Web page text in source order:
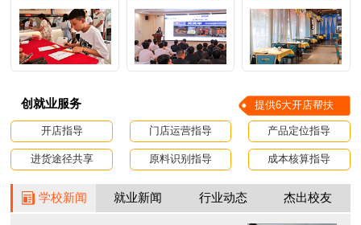
创就业服务 提供6大开店帮扶
开店指导 门店运营指导 产品定位指导
进货途径共享 原料识别指导 成本核算指导
学校新闻 就业新闻 行业动态 杰出校友